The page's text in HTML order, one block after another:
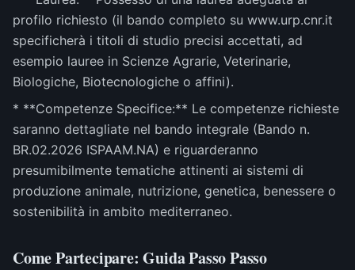
profilo richiesto (il bando completo su www.urp.cnr.it
specificherà i titoli di studio precisi accettati, ad
esempio lauree in Scienze Agrarie, Veterinarie,
Biologiche, Biotecnologiche o affini).
* **Competenze Specifice:** Le competenze richieste
saranno dettagliate nel bando integrale (Bando n.
BR.02.2026 ISPAAM.NA) e riguarderanno
presumibilmente tematiche attinenti ai sistemi di
produzione animale, nutrizione, genetica, benessere o
sostenibilità in ambito mediterraneo.
Come Partecipare: Guida Passo Passo